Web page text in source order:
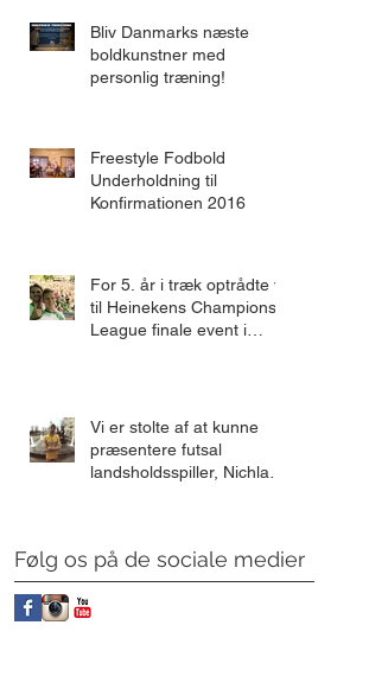
Bliv Danmarks næste
boldkunstner med
personlig træning!
Freestyle Fodbold
Underholdning til
Konfirmationen 2016
For 5. år i træk optrådte vi
til Heinekens Champions
League finale event i
Vi er stolte af at kunne
præsentere futsal
landsholdsspiller, Nichlas
Følg os på de sociale medier